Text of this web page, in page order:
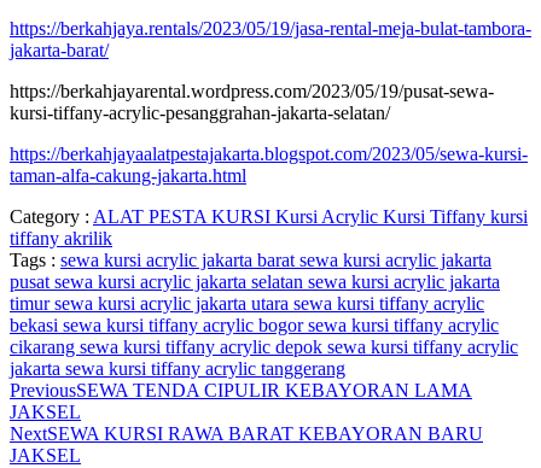
https://berkahjaya.rentals/2023/05/19/jasa-rental-meja-bulat-tambora-
jakarta-barat/
https://berkahjayarental.wordpress.com/2023/05/19/pusat-sewa-
kursi-tiffany-acrylic-pesanggrahan-jakarta-selatan/
https://berkahjayaalatpestajakarta.blogspot.com/2023/05/sewa-kursi-
taman-alfa-cakung-jakarta.html
Category : ALAT PESTA KURSI Kursi Acrylic Kursi Tiffany kursi
tiffany akrilik
Tags : sewa kursi acrylic jakarta barat sewa kursi acrylic jakarta
pusat sewa kursi acrylic jakarta selatan sewa kursi acrylic jakarta
timursewa kursi acrylic jakarta utara sewa kursi tiffany acrylic
bekasi sewa kursi tiffany acrylic bogorsewa kursi tiffany acrylic
cikarang sewa kursi tiffany acrylic depok sewa kursi tiffany acrylic
jakarta sewa kursi tiffany acrylic tanggerang
PreviousSEWA TENDA CIPULIR KEBAYORAN LAMA
JAKSEL
NextSEWA KURSI RAWA BARAT KEBAYORAN BARU
JAKSEL